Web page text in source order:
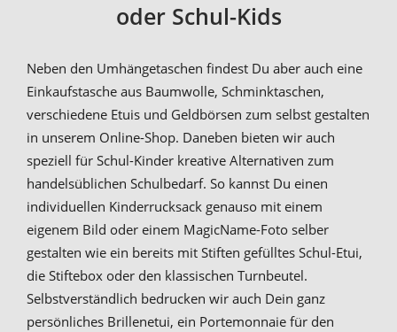
oder Schul-Kids
Neben den Umhängetaschen findest Du aber auch eine
Einkaufstasche aus Baumwolle, Schminktaschen,
verschiedene Etuis und Geldbörsen zum selbst gestalten
in unserem Online-Shop. Daneben bieten wir auch
speziell für Schul-Kinder kreative Alternativen zum
handelsüblichen Schulbedarf. So kannst Du einen
individuellen Kinderrucksack genauso mit einem
eigenem Bild oder einem MagicName-Foto selber
gestalten wie ein bereits mit Stiften gefülltes Schul-Etui,
die Stiftebox oder den klassischen Turnbeutel.
Selbstverständlich bedrucken wir auch Dein ganz
persönliches Brillenetui, ein Portemonnaie für den